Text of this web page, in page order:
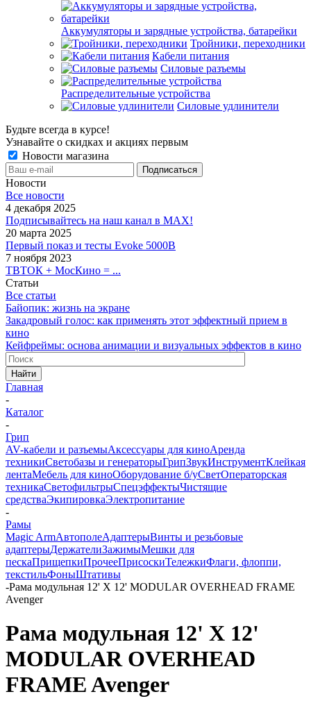
Аккумуляторы и зарядные устройства, батарейки
Тройники, переходники
Кабели питания
Силовые разъемы
Распределительные устройства
Силовые удлинители
Будьте всегда в курсе!
Узнавайте о скидках и акциях первым
Новости магазина
Новости
Все новости
4 декабря 2025
Подписывайтесь на наш канал в MAX!
20 марта 2025
Первый показ и тесты Evoke 5000B
7 ноября 2023
ТВТОК + МосКино = ...
Статьи
Все статьи
Байопик: жизнь на экране
Закадровый голос: как применять этот эффектный прием в
кино
Кейфреймы: основа анимации и визуальных эффектов в кино
Найти
Главная
-
Каталог
-
Грип
AV-кабели и разъемыАксессуары для киноАренда
техникиСветобазы и генераторыГрипЗвукИнструментКлейкая
лентаМебель для киноОборудование б/уСветОператорская
техникаСветофильтрыСпецэффектыЧистящие
средстваЭкипировкаЭлектропитание
-
Рамы
Magic ArmАвтополеАдаптерыВинты и резьбовые
адаптерыДержателиЗажимыМешки для
пескаПрищепкиПрочееПрисоскиТележкиФлаги, флоппи,
текстильФоныШтативы
-Рама модульная 12' X 12' MODULAR OVERHEAD FRAME
Avenger
Рама модульная 12' X 12'
MODULAR OVERHEAD
FRAME Avenger